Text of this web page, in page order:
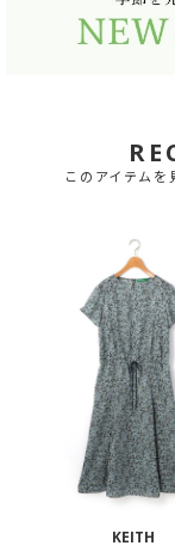
このアイテム
KEITH